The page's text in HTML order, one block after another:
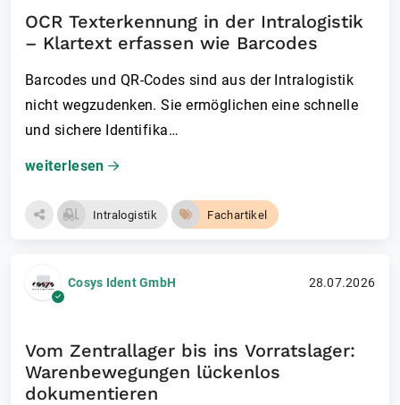
OCR Texterkennung in der Intralogistik
– Klartext erfassen wie Barcodes
Barcodes und QR-Codes sind aus der Intralogistik
nicht wegzudenken. Sie ermöglichen eine schnelle
und sichere Identifika…
weiterlesen
Intralogistik Fachartikel
Cosys Ident GmbH 28.07.2026
Vom Zentrallager bis ins Vorratslager:
Warenbewegungen lückenlos
dokumentieren